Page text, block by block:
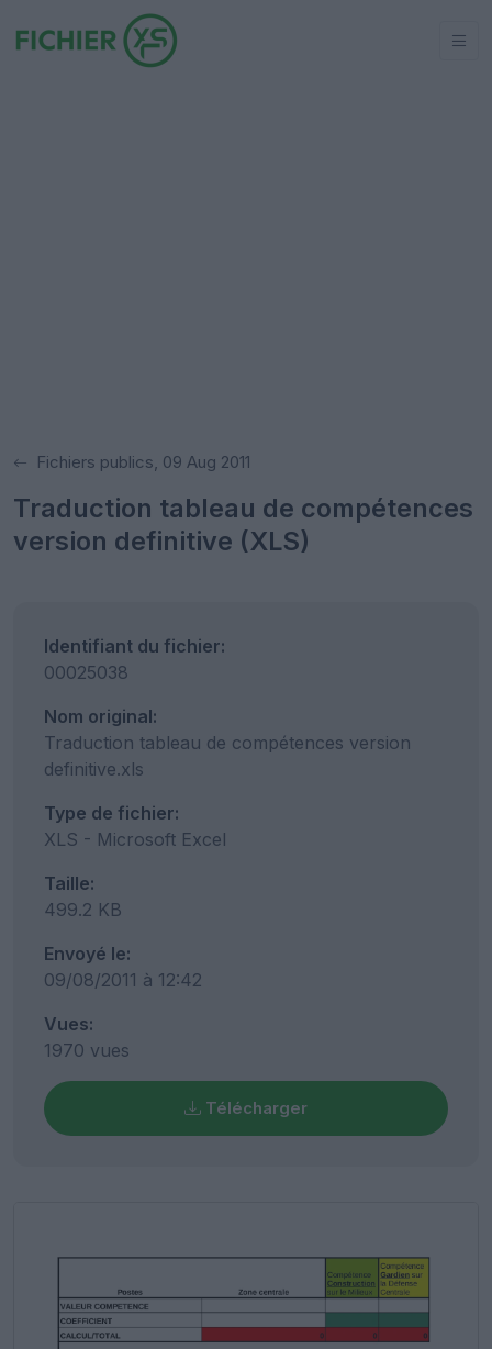
Fichiers publics, 09 Aug 2011
Traduction tableau de compétences
version definitive (XLS)
Identifiant du fichier:
00025038
Nom original:
Traduction tableau de compétences version
definitive.xls
Type de fichier:
XLS - Microsoft Excel
Taille:
499.2 KB
Envoyé le:
09/08/2011 à 12:42
Vues:
1970 vues
Télécharger